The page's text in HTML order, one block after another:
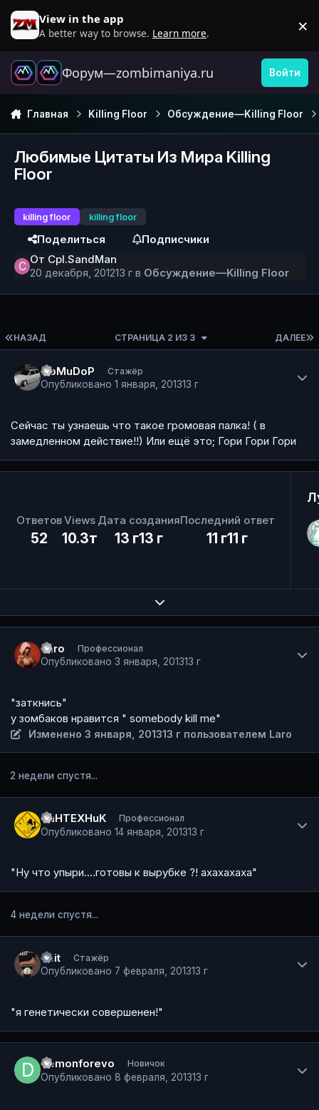
Перейти к содержанию
View in the app
A better way to browse. Learn more. ×
Форум—zombimaniya.ru Войти
Главная Killing Floor Обсуждение—Killing Floor
Любимые Цитаты Из Мира Killing
Floor
killing floor killing floor
Поделиться
Подписчики
От Cpl.SandMan
20 декабря, 201213 г в Обсуждение—Killing Floor
ПЕРВАЯ СТРАНИЦА
НАЗАД ДАЛЕЕ
СТРАНИЦА 2 ИЗ 3
I7oMuDoP Стажёр
Опубликовано 1 января, 201313 г
Сейчас ты узнаешь что такое громовая палка! ( в
замедленном действие!!) Или ещё это; Гори Гори Гори
Ответов
52
Views
10.3т
Дата создания
13 г13 г
Последний ответ
11 г11 г
Expand topic overview
Laro Профессионал
Опубликовано 3 января, 201313 г
"заткнись"
у зомбаков нравится " somebody kill me"
Изменено3 января, 201313 г пользователем Laro
2 недели спустя...
CaHTEXHuK Профессионал
Опубликовано 14 января, 201313 г
"Ну что упыри....готовы к вырубке ?! ахахахаха"
4 недели спустя...
7bit Стажёр
Опубликовано 7 февраля, 201313 г
"я генетически совершенен!"
demonforevo Новичок
Опубликовано 8 февраля, 201313 г